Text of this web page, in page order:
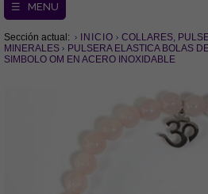
☰ MENU
Sección actual: INICIO
COLLARES,
MINERALES
PULSERA ELASTICA BOLAS
SIMBOLO OM EN ACERO INOXIDABLE